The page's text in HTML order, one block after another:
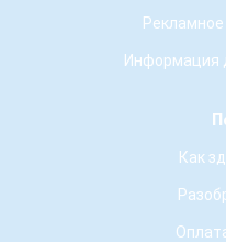
Информация
Как